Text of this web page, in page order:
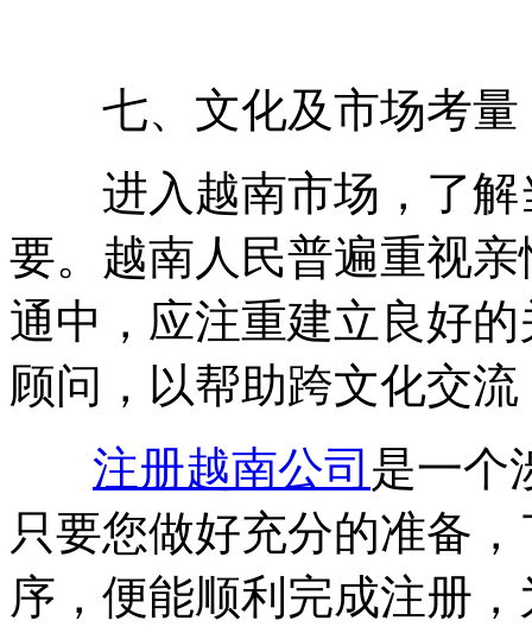
七、文化及市场考量
进入越南市场，了解
要。越南人民普遍重视
通中，应注重建立良好
顾问，以帮助跨文化交
注册越南公司 是一个
只要您做好充分的准备
序，便能顺利完成注册